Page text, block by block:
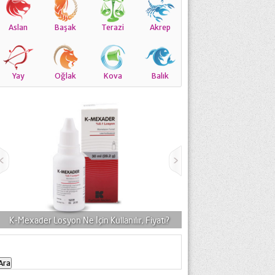
Aslan Başak Terazi Akrep
Yay Oğlak Kova Balık
K-Mexader Losyon Ne İçin Kullanılır, Fiyatı? Thermo Rheumon Krem
Arama: